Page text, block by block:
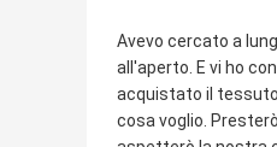
Avevo cercato a
all'aperto. E vi ho
acquistato il
cosa voglio.